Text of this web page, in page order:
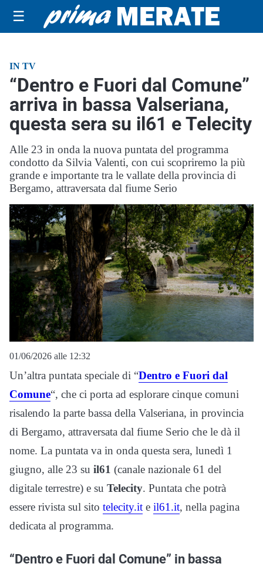
☰
IN TV
“Dentro e Fuori dal Comune”
arriva in bassa Valseriana,
questa sera su il61 e Telecity
Alle 23 in onda la nuova puntata del programma
condotto da Silvia Valenti, con cui scopriremo la più
grande e importante tra le vallate della provincia di
Bergamo, attraversata dal fiume Serio
01/06/2026 alle 12:32
Un’altra puntata speciale di “Dentro e Fuori dal
Comune“, che ci porta ad esplorare cinque comuni
risalendo la parte bassa della Valseriana, in provincia
di Bergamo, attraversata dal fiume Serio che le dà il
nome. La puntata va in onda questa sera, lunedì 1
giugno, alle 23 su il61 (canale nazionale 61 del
digitale terrestre) e su Telecity. Puntata che potrà
essere rivista sul sito telecity.it e il61.it, nella pagina
dedicata al programma.
“Dentro e Fuori dal Comune” in bassa